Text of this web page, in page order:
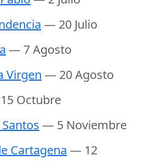
— 20 Julio
— 7 Agosto
Virgen — 20 Agosto
Octubre
— 5 Noviembre
Cartagena — 12